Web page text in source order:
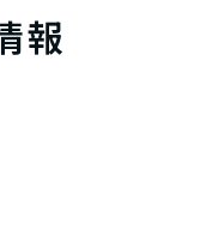
報